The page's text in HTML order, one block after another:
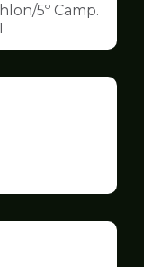
5º Camp.